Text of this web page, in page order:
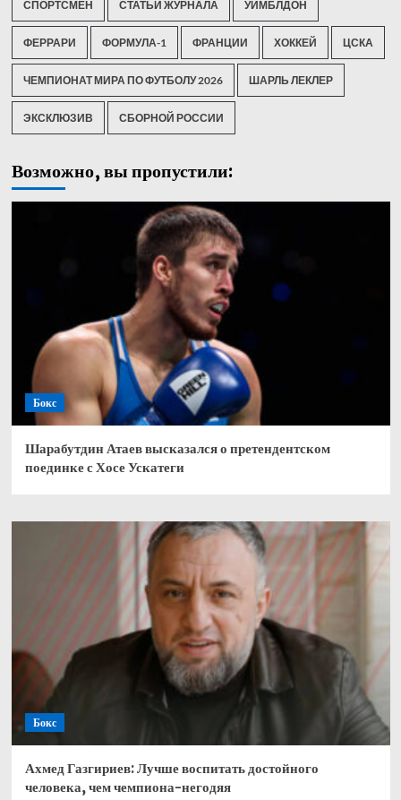
СПОРТСМЕН СТАТЬИ ЖУРНАЛА УИМБЛДОН
ФЕРРАРИ ФОРМУЛА-1 ФРАНЦИИ ХОККЕЙ ЦСКА
ЧЕМПИОНАТ МИРА ПО ФУТБОЛУ 2026 ШАРЛЬ ЛЕКЛЕР
ЭКСКЛЮЗИВ СБОРНОЙ РОССИИ
Возможно, вы пропустили:
Бокс
Шарабутдин Атаев высказался о претендентском
поединке с Хосе Ускатеги
Бокс
Ахмед Газгириев: Лучше воспитать достойного
человека, чем чемпиона-негодяя